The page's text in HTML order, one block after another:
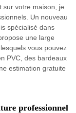
sur votre maison, je
Un nouveau
spécialisé dans
une large
vous pouvez
PVC, des bardeaux
estimation gratuite
professionnel